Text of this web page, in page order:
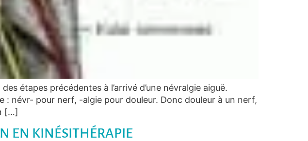
étapes précédentes à l’arrivé d’une névralgie aiguë.
: névr- pour nerf, -algie pour douleur. Donc douleur à un nerf,
[…]
EN KINÉSITHÉRAPIE